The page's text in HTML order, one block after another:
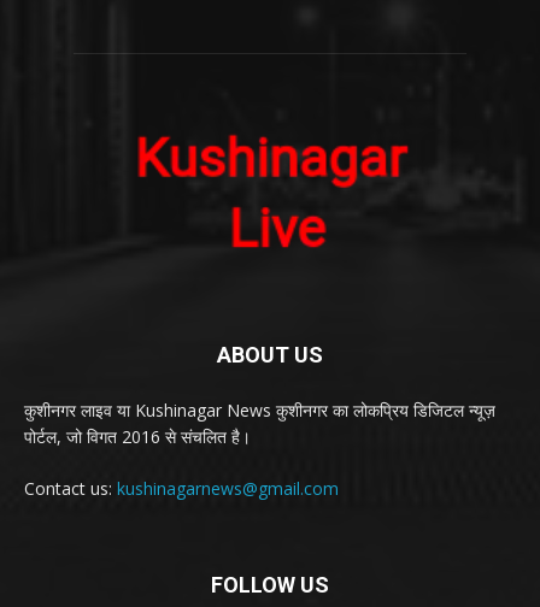
ABOUT US
कुशीनगर लाइव या Kushinagar News कुशीनगर का लोकप्रिय डिजिटल न्यूज़
पोर्टल, जो विगत 2016 से संचलित है।
Contact us: kushinagarnews@gmail.com
FOLLOW US